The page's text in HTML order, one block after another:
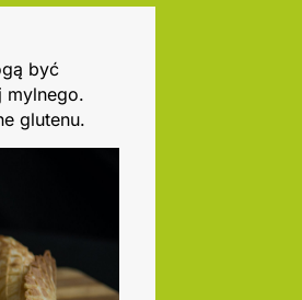
być
mylnego.
glutenu.